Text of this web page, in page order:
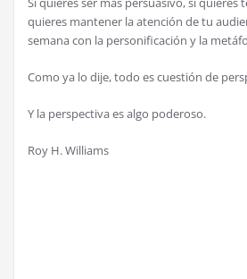
quieres mantener la atención de tu
semana con la personificación y la
Como ya lo dije, todo es cuestión de
Y la perspectiva es algo poderoso.
Roy H. Williams